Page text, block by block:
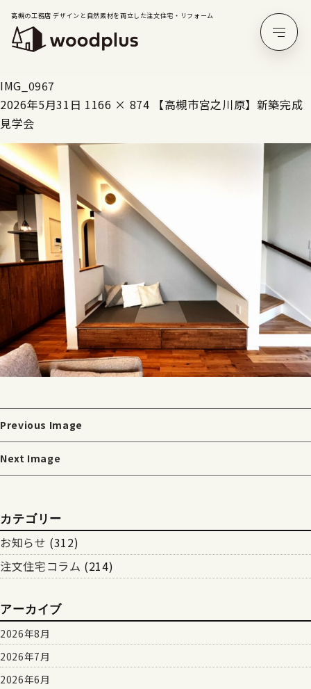
高槻の工務店 デザインと自然素材を両立した注文住宅・リフォーム
IMG_0967
2026年5月31日 1166 × 874
【高槻市宮之川原】新築完成
見学会
Previous Image
Next Image
カテゴリー
お知らせ (312)
注文住宅コラム (214)
アーカイブ
2026年8月
2026年7月
2026年6月